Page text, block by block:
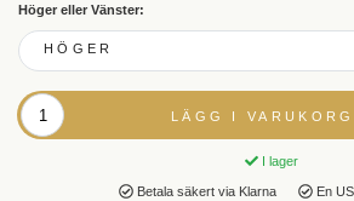
Höger eller Vänster:
HÖGER
LÄGG I
I lager
Betala säkert via Klarna
En